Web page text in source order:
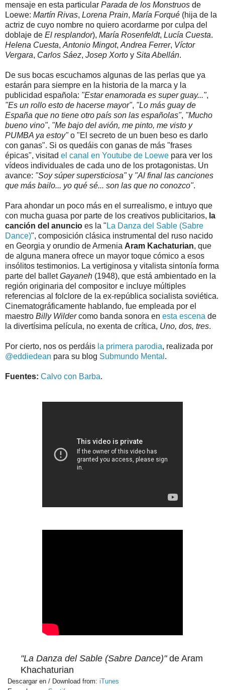
mensaje en esta particular Parada de los Monstruos de
Loewe: Martín Rivas, Lorena Prain, María Forqué (hija de la
actriz de cuyo nombre no quiero acordarme por culpa del
doblaje de El resplandor), María Rosenfeldt, Lucía Cuesta.
Helena Cuesta, Antonio Mingot, Andrea Ferrer, Víctor
Vergara, Carlos Sáez, Josep Xorto y Sita Abellán.
De sus bocas escuchamos algunas de las perlas que ya
estarán para siempre en la historia de la marca y la
publicidad española: "Estar enamorada es super guay...",
"Es un rollo esto de hacerse mayor", "Lo más guay de
España que no tiene otro país son las españolas", "Mucho
bueno vino", "Me bajo del avión, me pinto, me visto y
PUMBA ya estoy"o "El secreto de un buen beso es darlo
con ganas". Si os quedáis con ganas de más "frases
épicas", visitad el canal en Youtube de Loewe para ver los
vídeos individuales de cada uno de los protagonistas. Un
avance: "Soy súper supersticiosa"y "Al final las canciones
que más bailo... yo qué sé... son las que no conozco".
Para ahondar un poco más en el surrealismo, e intuyo que
con mucha guasa por parte de los creativos publicitarios, la
canción del anuncio es la " La Danza del Sable (Sabre
Dance)", composición clásica instrumental del ruso nacido
en Georgia y orundio de Armenia Aram Kachaturian, que
de alguna manera ofrece un mayor toque cómico a esos
insólitos testimonios. La vertiginosa y vitalista sintonía forma
parte del balletGayaneh (1948), que está ambientado en la
región originaria del compositor e incluye múltiples
referencias al folclore de la ex-república socialista soviética.
Cinematográficamente hablando, fue empleada por el
maestro Billy Wildercomo banda sonora en esta escena de
la divertísima película, no exenta de crítica, Uno, dos, tres.
Por cierto, nos os perdáis la primera parodia, realizada por
@eddiedean para su blog Submundo Mental .
Fuentes: Calvo con Barba.
"La Danza del Sable (Sabre Dance)"de Aram
Khachaturian
Descargar en / Download from: iTunes